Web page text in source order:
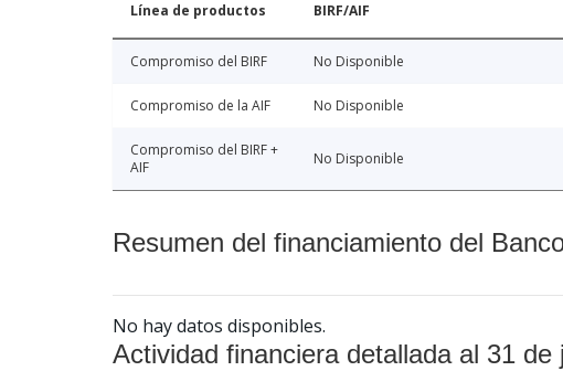
Línea de productos BIRF/AIF
Compromiso del BIRF No Disponible
Compromiso de la AIF No Disponible
Compromiso del BIRF +
AIF
No Disponible
Resumen del financiamiento del
No hay datos disponibles.
Actividad financiera detallada al 31 de